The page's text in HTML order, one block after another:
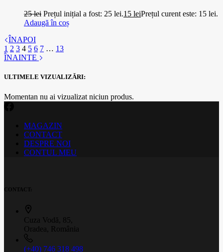
25lei Prețul inițial a fost: 25 lei.15 leiPrețul curent este: 15 lei.
Adaugă în coș
ÎNAPOI
1 2 3 4 5 6 7 … 13
ÎNAINTE
ULTIMELE VIZUALIZĂRI:
Momentan nu ai vizualizat niciun produs.
MAGAZIN
CONTACT
DESPRE NOI
CONTUL MEU
CONTACT:
Cuza Vodă, 85,
Oradea, România
(+40) 746 318 498